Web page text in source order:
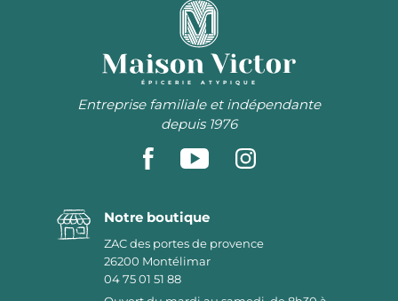
ÉPICERIE ATYPIQUE
Entreprise familiale et indépendante
depuis 1976
Notre boutique
ZAC des portes de provence
26200 Montélimar
04 75 01 51 88